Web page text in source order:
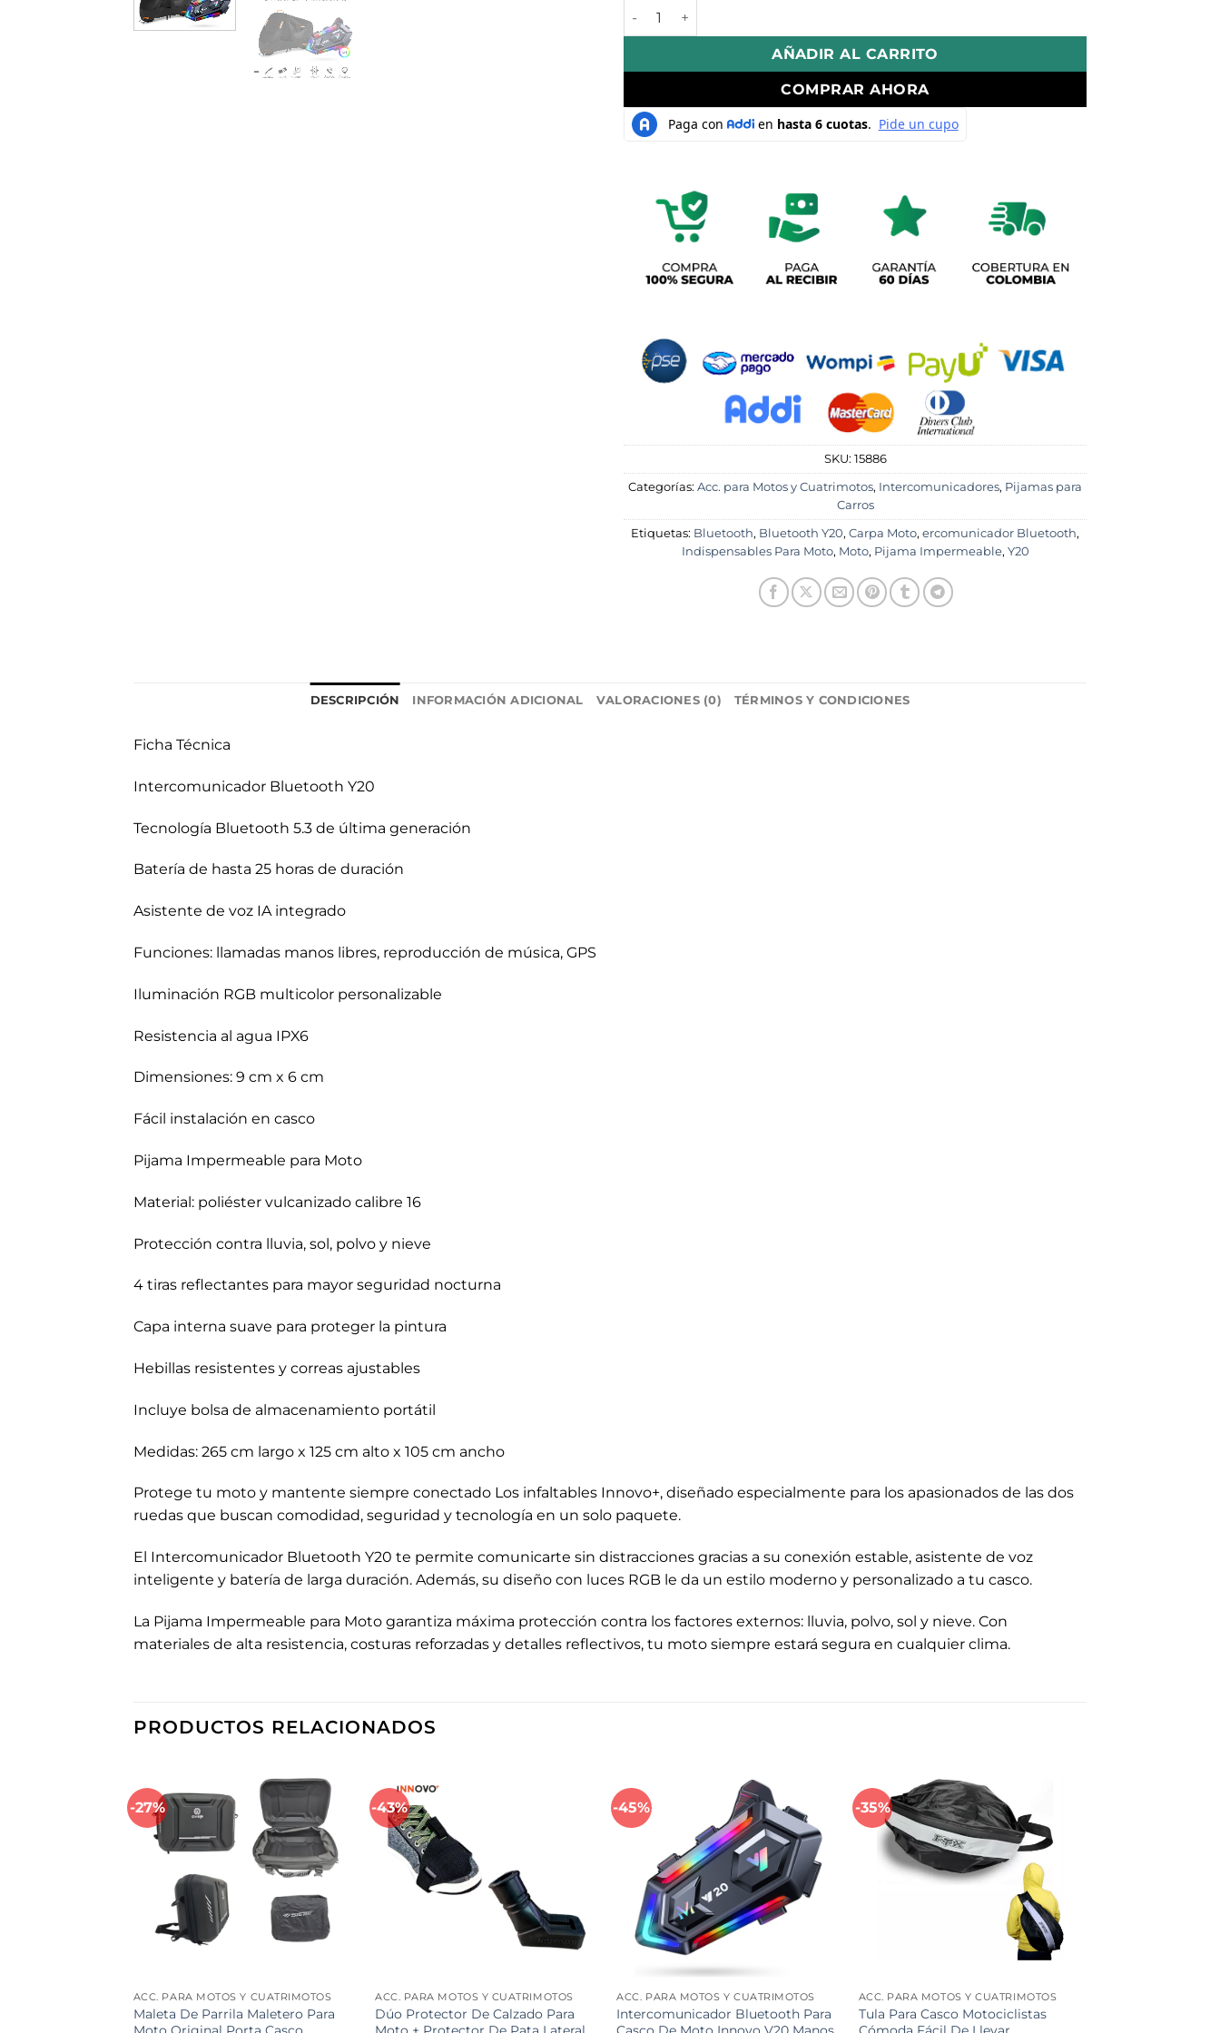
Intercomunicador Bluetooth Y20 Con Pijama Impermeable Para Moto Indispensables
AÑADIR AL CARRITO
COMPRAR AHORA
SKU: 15886
Categorías: Acc. para Motos y Cuatrimotos, Intercomunicadores, Pijamas para
Carros
Etiquetas: Bluetooth, Bluetooth Y20, Carpa Moto, ercomunicador Bluetooth,
Indispensables Para Moto, Moto, Pijama Impermeable, Y20
DESCRIPCIÓN INFORMACIÓN ADICIONAL VALORACIONES (0) TÉRMINOS Y CONDICIONES
Ficha Técnica
Intercomunicador Bluetooth Y20
Tecnología Bluetooth 5.3 de última generación
Batería de hasta 25 horas de duración
Asistente de voz IA integrado
Funciones: llamadas manos libres, reproducción de música, GPS
Iluminación RGB multicolor personalizable
Resistencia al agua IPX6
Dimensiones: 9 cm x 6 cm
Fácil instalación en casco
Pijama Impermeable para Moto
Material: poliéster vulcanizado calibre 16
Protección contra lluvia, sol, polvo y nieve
4 tiras reflectantes para mayor seguridad nocturna
Capa interna suave para proteger la pintura
Hebillas resistentes y correas ajustables
Incluye bolsa de almacenamiento portátil
Medidas: 265 cm largo x 125 cm alto x 105 cm ancho
Protege tu moto y mantente siempre conectado Los infaltables Innovo+, diseñado especialmente para los apasionados de las dos
ruedas que buscan comodidad, seguridad y tecnología en un solo paquete.
El Intercomunicador Bluetooth Y20 te permite comunicarte sin distracciones gracias a su conexión estable, asistente de voz
inteligente y batería de larga duración. Además, su diseño con luces RGB le da un estilo moderno y personalizado a tu casco.
La Pijama Impermeable para Moto garantiza máxima protección contra los factores externos: lluvia, polvo, sol y nieve. Con
materiales de alta resistencia, costuras reforzadas y detalles reflectivos, tu moto siempre estará segura en cualquier clima.
PRODUCTOS RELACIONADOS
-27%
Añadir
a la
lista de
deseos
ACC. PARA MOTOS Y CUATRIMOTOS
Maleta De Parrila Maletero Para
-43%
ACC. PARA MOTOS Y CUATRIMOTOS
Dúo Protector De Calzado Para
-45%
Añadir
a la
lista de
deseos
ACC. PARA MOTOS Y CUATRIMOTOS
Intercomunicador Bluetooth Para
-35%
Añadir
a la
lista de
deseos
ACC. PARA MOTOS Y CUATRIMOTOS
Tula Para Casco Motociclistas